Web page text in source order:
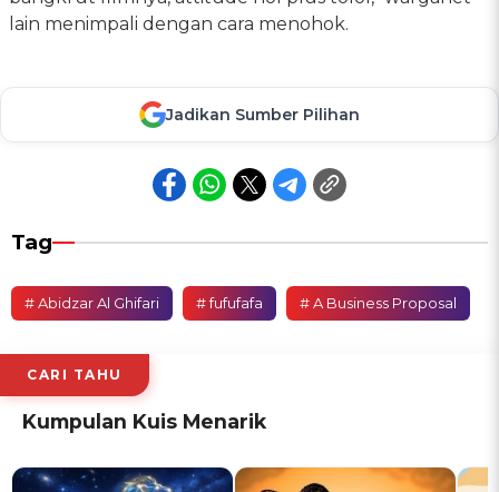
lain menimpali dengan cara menohok.
Jadikan Sumber Pilihan
Tag
# Abidzar Al Ghifari # fufufafa # A Business Proposal
CARI TAHU
Kumpulan Kuis Menarik